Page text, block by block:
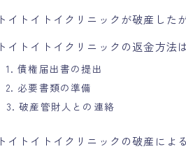
トイトイトイクリニックが破産した
トイトイトイクリニックの返金方法
1. 債権届出書の提出
2. 必要書類の準備
3. 破産管財人との連絡
トイトイトイクリニックの破産によ